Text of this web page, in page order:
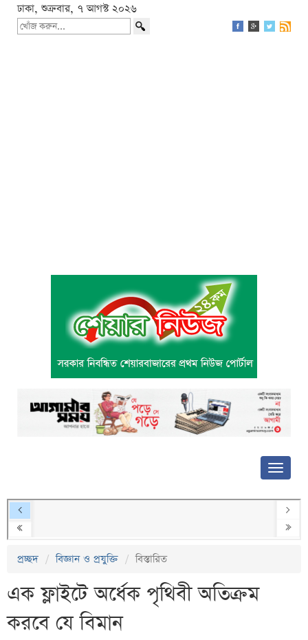
ঢাকা, শুক্রবার, ৭ আগস্ট ২০২৬
প্রচ্ছদ বিজ্ঞান ও প্রযুক্তি বিস্তারিত
এক ফ্লাইটে অর্ধেক পৃথিবী অতিক্রম
করবে যে বিমান